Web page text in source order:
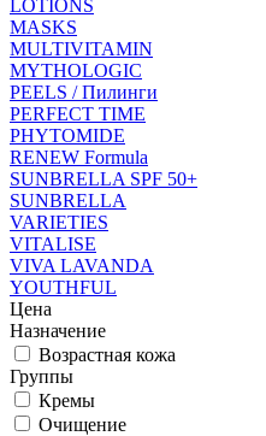
LOTIONS
MASKS
MULTIVITAMIN
MYTHOLOGIC
PEELS / Пилинги
PERFECT TIME
PHYTOMIDE
RENEW Formula
SUNBRELLA SPF 50+
SUNBRELLA
VARIETIES
VITALISE
VIVA LAVANDA
YOUTHFUL
Цена
Назначение
Возрастная кожа
Группы
Кремы
Очищение